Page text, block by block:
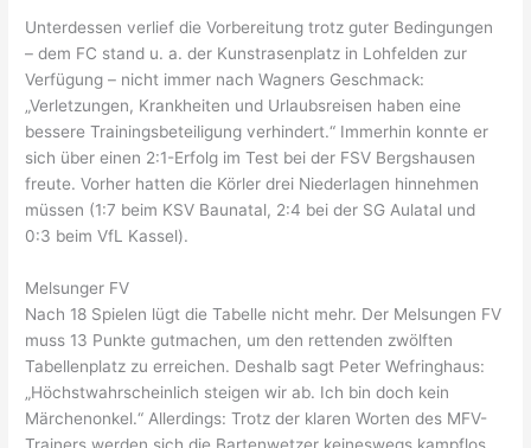
Unterdessen verlief die Vorbereitung trotz guter Bedingungen
– dem FC stand u. a. der Kunstrasenplatz in Lohfelden zur
Verfügung – nicht immer nach Wagners Geschmack:
„Verletzungen, Krankheiten und Urlaubsreisen haben eine
bessere Trainingsbeteiligung verhindert.“ Immerhin konnte er
sich über einen 2:1-Erfolg im Test bei der FSV Bergshausen
freute. Vorher hatten die Körler drei Niederlagen hinnehmen
müssen (1:7 beim KSV Baunatal, 2:4 bei der SG Aulatal und
0:3 beim VfL Kassel).
Melsunger FV
Nach 18 Spielen lügt die Tabelle nicht mehr. Der Melsungen FV
muss 13 Punkte gutmachen, um den rettenden zwölften
Tabellenplatz zu erreichen. Deshalb sagt Peter Wefringhaus:
„Höchstwahrscheinlich steigen wir ab. Ich bin doch kein
Märchenonkel.“ Allerdings: Trotz der klaren Worten des MFV-
Trainers werden sich die Bartenwetzer keineswegs kampflos